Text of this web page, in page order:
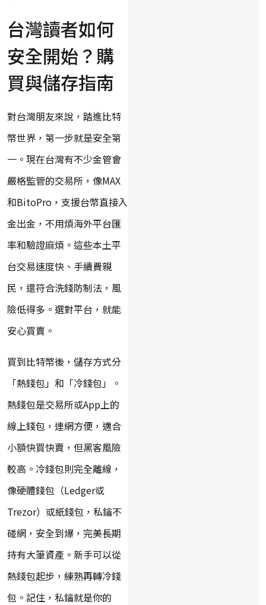
台灣讀者如何
安全開始？購
買與儲存指南
對台灣朋友來說，踏進比特
幣世界，第一步就是安全第
一。現在台灣有不少金管會
嚴格監管的交易所，像MAX
和BitoPro，支援台幣直接入
金出金，不用煩海外平台匯
率和驗證麻煩。這些本土平
台交易速度快、手續費親
民，還符合洗錢防制法，風
險低得多。選對平台，就能
安心買賣。
買到比特幣後，儲存方式分
「熱錢包」和「冷錢包」。
熱錢包是交易所或App上的
線上錢包，連網方便，適合
小額快買快賣，但黑客風險
較高。冷錢包則完全離線，
像硬體錢包（Ledger或
Trezor）或紙錢包，私鑰不
碰網，安全到爆，完美長期
持有大筆資產。新手可以從
熱錢包起步，練熟再轉冷錢
包。記住，私鑰就是你的